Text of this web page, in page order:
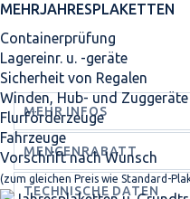
MEHRJAHRES­PLAKETTEN
Containerprüfung
Lagereinr. u. -geräte
Sicherheit von Regalen
Winden, Hub- und Zuggeräte
Flurförderzeuge
Fahrzeuge
Vorschrift nach Wunsch
(zum gleichen Preis wie Standard-
MEHR INFOS
MENGENRABATT
TECHNISCHE DATEN